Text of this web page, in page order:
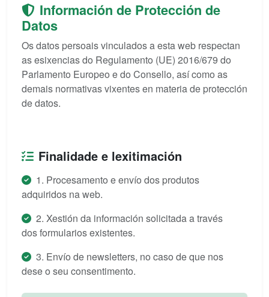
Información de Protección de
Datos
Os datos persoais vinculados a esta web respectan
as esixencias do Regulamento (UE) 2016/679 do
Parlamento Europeo e do Consello, así como as
demais normativas vixentes en materia de protección
de datos.
Finalidade e lexitimación
1. Procesamento e envío dos produtos
adquiridos na web.
2. Xestión da información solicitada a través
dos formularios existentes.
3. Envío de newsletters, no caso de que nos
dese o seu consentimento.